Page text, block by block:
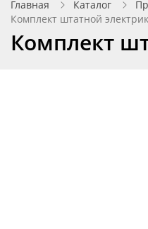
Главная Каталог
Комплект штатной
Комплект